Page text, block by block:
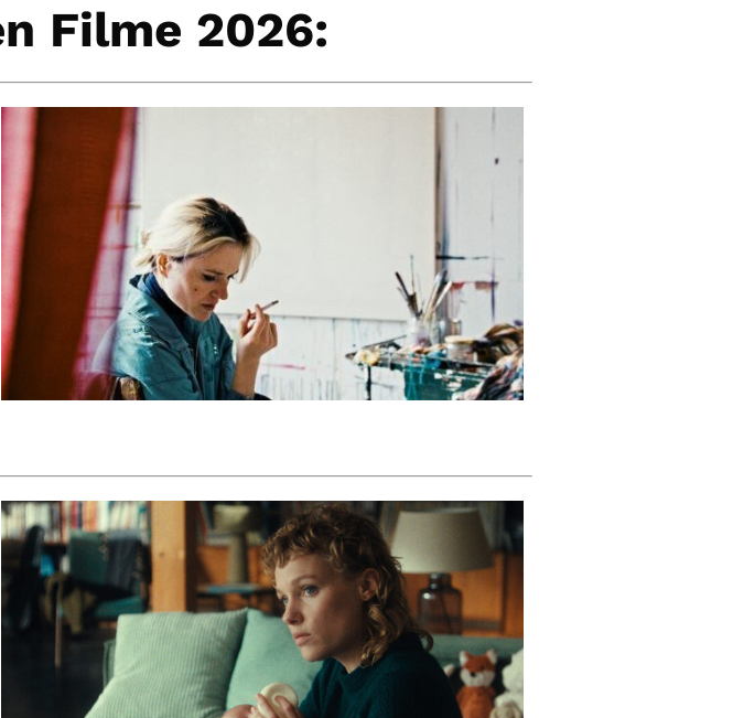
Filme 2026: